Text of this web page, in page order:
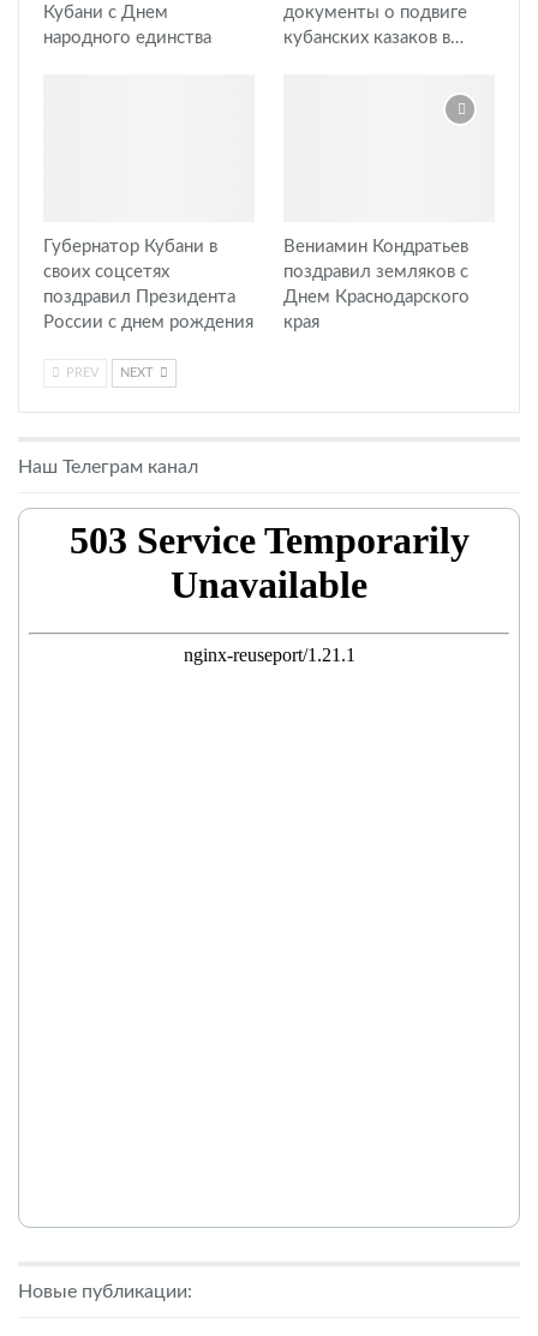
Кубани с Днем
народного единства
документы о подвиге
кубанских казаков в…
Губернатор Кубани в
своих соцсетях
поздравил Президента
России с днем рождения
Вениамин Кондратьев
поздравил земляков с
Днем Краснодарского
края
PREV NEXT
Наш Телеграм канал
Новые публикации: